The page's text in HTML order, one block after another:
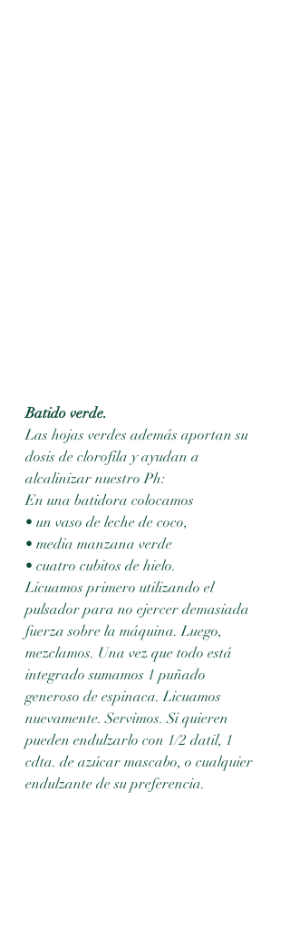
Batido verde.
Las hojas verdes además aportan su
dosis de clorofila y ayudan a
alcalinizar nuestro Ph:
En una batidora colocamos
• un vaso de leche de coco,
• media manzana verde
• cuatro cubitos de hielo.
Licuamos primero utilizando el
pulsador para no ejercer demasiada
fuerza sobre la máquina. Luego,
mezclamos. Una vez que todo está
integrado sumamos 1 puñado
generoso de espinaca. Licuamos
nuevamente. Servimos. Si quieren
pueden endulzarlo con 1/2 datil, 1
cdta. de azúcar mascabo, o cualquier
endulzante de su preferencia.